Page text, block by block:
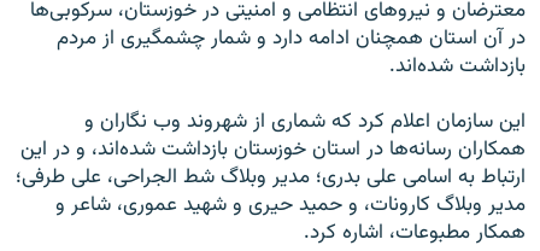
معترضان و نيروهای انتظامی و امنيتی در خوزستان، سرکوبی‌ها
در آن استان همچنان ادامه دارد و شمار چشمگيری از مردم
بازداشت شده‌اند.
اين سازمان اعلام کرد که شماری از شهروند وب ‌نگاران و
همکاران رسانه‌ها در استان خوزستان بازداشت شده‌اند، و در اين
ارتباط به اسامی علی بدری؛ مدير وبلاگ شط ‌الجراحی، علی طرفی؛
مدير وبلاگ کارونات، و حميد حيری و شهيد عموری، شاعر و
همکار مطبوعات، اشاره کرد.